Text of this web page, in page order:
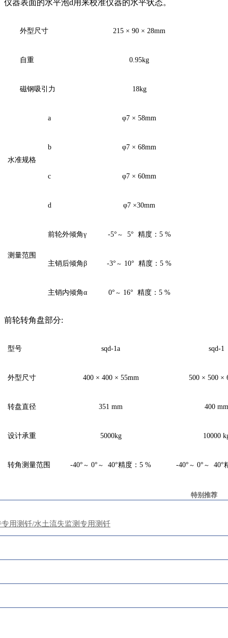
仪器表面的水平泡d用来校准仪器的水平状态。
外型尺寸 215 × 90 × 28mm
自重 0.95kg
磁钢吸引力 18kg
水准规格
a φ7 × 58mm
b φ7 × 68mm
c φ7 × 60mm
d φ7 ×30mm
测量范围
前轮外倾角γ -5° ～ 5° 精度：5 %
主销后倾角β -3° ～ 10° 精度：5 %
主销内倾角α 0° ～ 16° 精度：5 %
前轮转角盘部分:
型号 sqd-1a sqd-1
外型尺寸 400 × 400× 55mm 500 × 500×
转盘直径 351 mm 400 mm
设计承重 5000kg 10000 k
转角测量范围 -40° ～ 0° ～ 40°精度：5 % -40° ～ 0° ～ 40°
特别推荐
用测钎/水土流失监测专用测钎